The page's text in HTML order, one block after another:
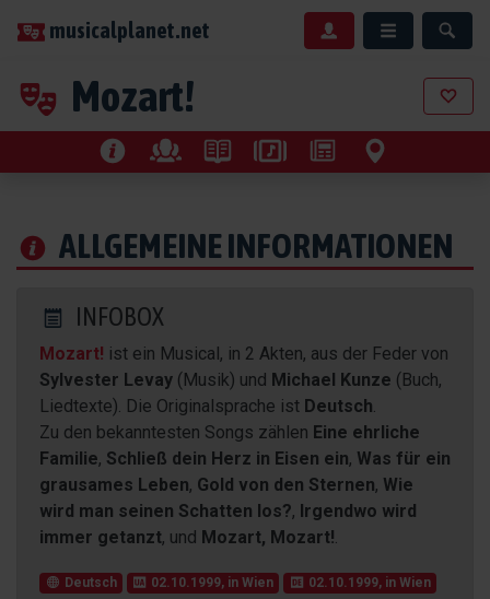
musicalplanet.net
Mozart!
ALLGEMEINE INFORMATIONEN
INFOBOX
Mozart! ist ein Musical, in 2 Akten, aus der Feder von
Sylvester Levay (Musik) und Michael Kunze (Buch,
Liedtexte). Die Originalsprache ist Deutsch.
Zu den bekanntesten Songs zählen Eine ehrliche
Familie, Schließ dein Herz in Eisen ein, Was für ein
grausames Leben, Gold von den Sternen, Wie
wird man seinen Schatten los?, Irgendwo wird
immer getanzt, und Mozart, Mozart!.
Deutsch 02.10.1999, in Wien
02.10.1999, in Wien